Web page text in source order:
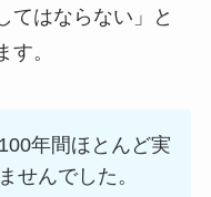
てはならない」と
。
年間ほとんど実
せんでした。